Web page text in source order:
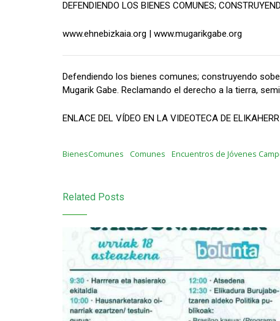
DEFENDIENDO LOS BIENES COMUNES;
www.ehnebizkaia.org | www.mugarikgabe.org
Defendiendo los bienes comunes; construyendo
Mugarik Gabe. Reclamando el derecho a la tierra,
ENLACE DEL VÍDEO EN LA VIDEOTECA DE
BienesComunes Comunes Encuentros de Jóvenes
Related Posts